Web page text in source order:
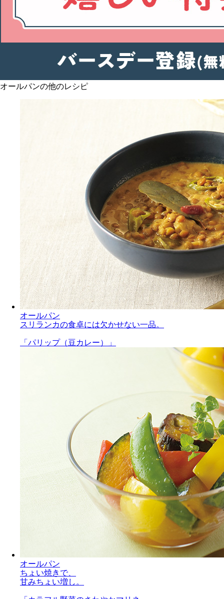
オールパンの他のレシピ
オールパン
スリランカの食卓には欠かせない一品。
「パリップ（豆カレー）」
オールパン
ちょい焼きで、
甘みちょい増し。